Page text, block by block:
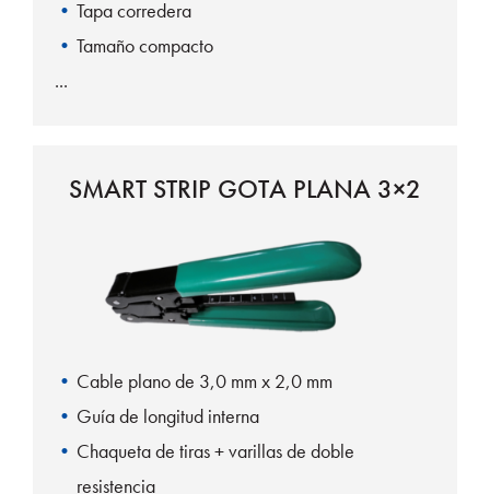
Tapa corredera
Tamaño compacto
SMART STRIP GOTA PLANA 3×2
Cable plano de 3,0 mm x 2,0 mm
Guía de longitud interna
Chaqueta de tiras + varillas de doble
resistencia